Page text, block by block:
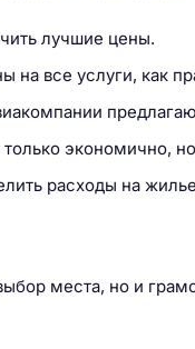
лучшие цены.
на все услуги, как
экономично,
расходы на
места, но и